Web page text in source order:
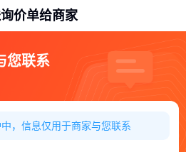
价单给商家
您联系
，信息仅用于商家与您联系